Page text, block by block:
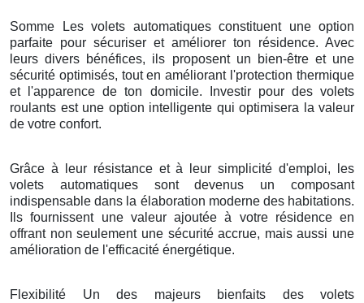
Somme Les volets automatiques constituent une option
parfaite pour sécuriser et améliorer ton résidence. Avec
leurs divers bénéfices, ils proposent un bien-être et une
sécurité optimisés, tout en améliorant l'protection thermique
et l'apparence de ton domicile. Investir pour des volets
roulants est une option intelligente qui optimisera la valeur
de votre confort.
Grâce à leur résistance et à leur simplicité d'emploi, les
volets automatiques sont devenus un composant
indispensable dans la élaboration moderne des habitations.
Ils fournissent une valeur ajoutée à votre résidence en
offrant non seulement une sécurité accrue, mais aussi une
amélioration de l'efficacité énergétique.
Flexibilité Un des majeurs bienfaits des volets